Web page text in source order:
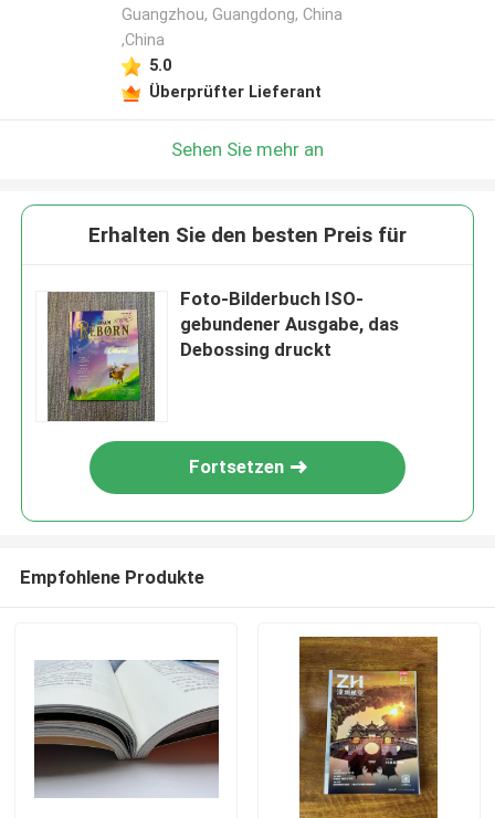
Guangzhou, Guangdong, China
,China
5.0
Überprüfter Lieferant
Sehen Sie mehr an
Erhalten Sie den besten Preis für
Foto-Bilderbuch ISO-
gebundener Ausgabe, das
Debossing druckt
Fortsetzen
Empfohlene Produkte